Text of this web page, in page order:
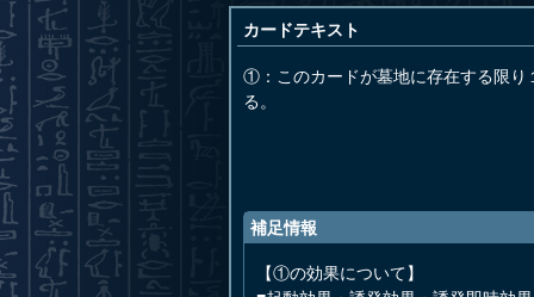
カードテキスト
①：このカードが墓地に存在する限り
る。
補足情報
【①の効果について】